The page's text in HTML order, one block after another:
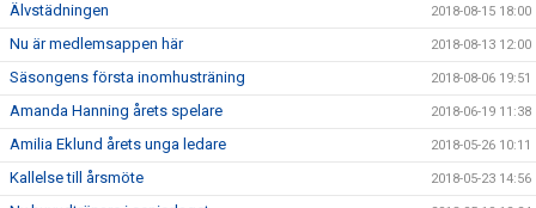
Älvstädningen 2018-08-15 18:00
Nu är medlemsappen här 2018-08-13 12:00
Säsongens första inomhusträning 2018-08-06 19:51
Amanda Hanning årets spelare 2018-06-19 11:38
Amilia Eklund årets unga ledare 2018-05-26 10:11
Kallelse till årsmöte 2018-05-23 14:56